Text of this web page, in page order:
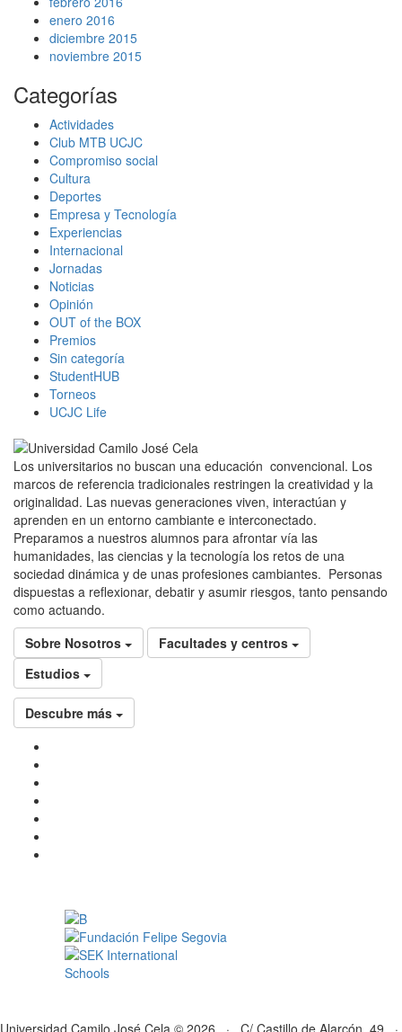
enero 2016
diciembre 2015
noviembre 2015
Categorías
Actividades
Club MTB UCJC
Compromiso social
Cultura
Deportes
Empresa y Tecnología
Experiencias
Internacional
Jornadas
Noticias
Opinión
OUT of the BOX
Premios
Sin categoría
StudentHUB
Torneos
UCJC Life
Los universitarios no buscan una educación convencional. Los
marcos de referencia tradicionales restringen la creatividad y la
originalidad. Las nuevas generaciones viven, interactúan y
aprenden en un entorno cambiante e interconectado.
Preparamos a nuestros alumnos para afrontar vía las
humanidades, las ciencias y la tecnología los retos de una
sociedad dinámica y de unas profesiones cambiantes. Personas
dispuestas a reflexionar, debatir y asumir riesgos, tanto pensando
como actuando.
Sobre Nosotros
Facultades y centros
Estudios
Descubre más